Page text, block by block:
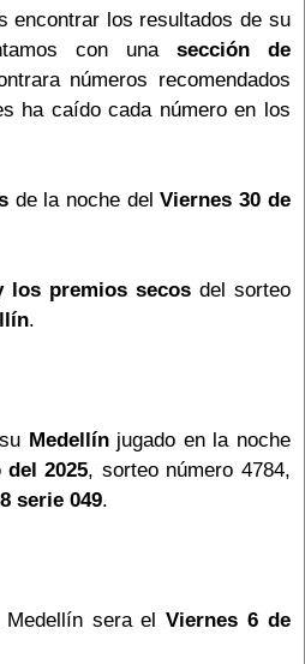
encontrar los resultados de su
con una sección de
números recomendados
ha caído cada número en los
de la noche delViernes 30 de
los premios secosdel sorteo
.
Medellínjugado en la noche
del 2025, sorteo número 4784,
serie 049.
Medellín sera elViernes 6 de